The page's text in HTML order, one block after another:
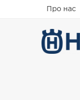
Про нас